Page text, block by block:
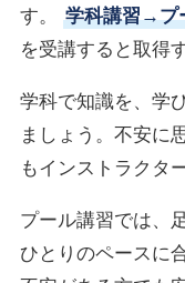
す。
学科講習→プ
を受講すると取得
学科で知識を、学
ましょう。不安に
もインストラクタ
プール講習では、
ひとりのペースに